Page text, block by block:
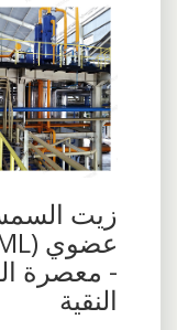
زيت
- معصرة
النقية